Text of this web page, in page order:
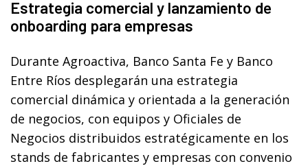
Estrategia comercial y lanzamiento de
onboarding para empresas
Durante Agroactiva, Banco Santa Fe y Banco
Entre Ríos desplegarán una estrategia
comercial dinámica y orientada a la generación
de negocios, con equipos y Oficiales de
Negocios distribuidos estratégicamente en los
stands de fabricantes y empresas con convenio